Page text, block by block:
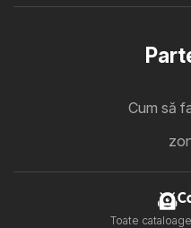
Cum să
Toate